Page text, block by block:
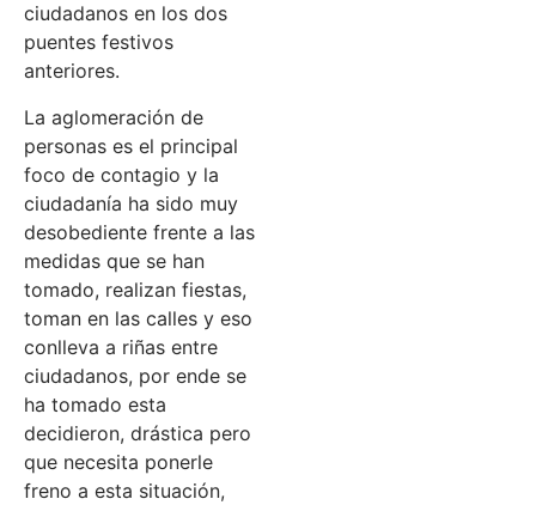
ciudadanos en los dos
puentes festivos
anteriores.
La aglomeración de
personas es el principal
foco de contagio y la
ciudadanía ha sido muy
desobediente frente a las
medidas que se han
tomado, realizan fiestas,
toman en las calles y eso
conlleva a riñas entre
ciudadanos, por ende se
ha tomado esta
decidieron, drástica pero
que necesita ponerle
freno a esta situación,